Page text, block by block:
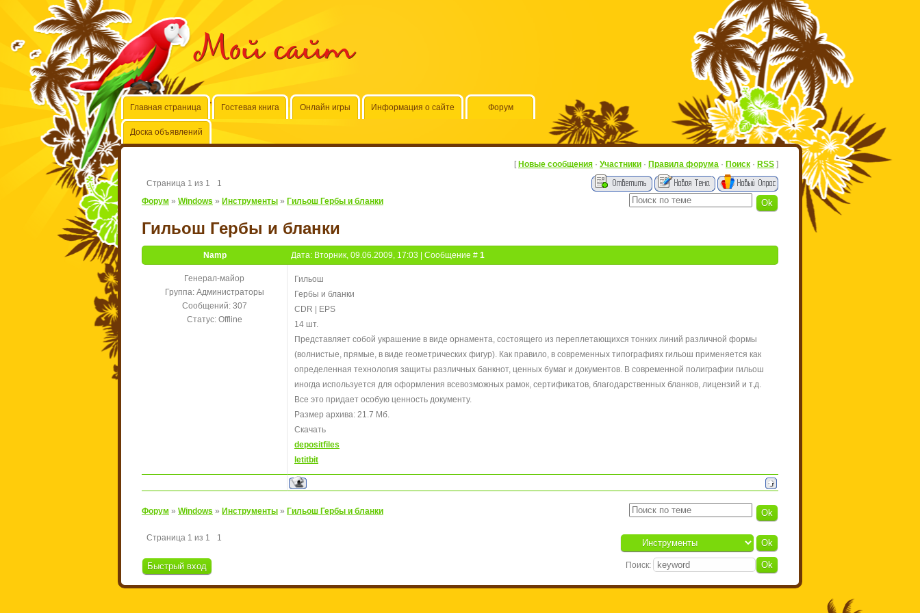
Мой сайт
Главная страница Гостевая книга Онлайн игры Информация о сайте Форум
Доска объявлений
[ Новые сообщения · Участники · Правила форума · Поиск · RSS ]
Страница 1 из 1
1
Форум » Windows » Инструменты » Гильош Гербы и бланки
Гильош Гербы и бланки
Namp Дата: Вторник, 09.06.2009, 17:03 | Сообщение # 1
Генерал-майор
Группа: Администраторы
Сообщений: 307
Статус: Offline
Гильош
Гербы и бланки
CDR | EPS
14 шт.
Представляет собой украшение в виде орнамента, состоящего из переплетающихся тонких линий различной формы
(волнистые, прямые, в виде геометрических фигур). Как правило, в современных типографиях гильош применяется как
определенная технология защиты различных банкнот, ценных бумаг и документов. В современной полиграфии гильош
иногда используется для оформления всевозможных рамок, сертификатов, благодарственных бланков, лицензий и т.д.
Все это придает особую ценность документу.
Размер архива: 21.7 Мб.
Скачать
depositfiles
letitbit
Форум » Windows » Инструменты » Гильош Гербы и бланки
Страница 1 из 1 1
Поиск: